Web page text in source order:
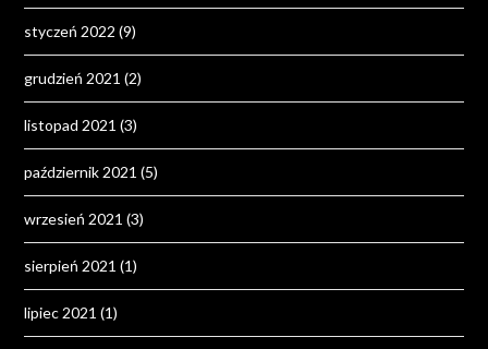
styczeń 2022 (9)
grudzień 2021 (2)
listopad 2021 (3)
październik 2021 (5)
wrzesień 2021 (3)
sierpień 2021 (1)
lipiec 2021 (1)